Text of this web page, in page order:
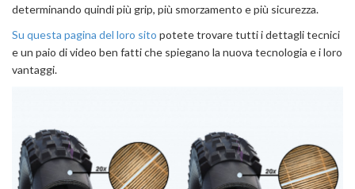
determinando quindi più grip, più smorzamento e più sicurezza.
Su questa pagina del loro sito potete trovare tutti i dettagli tecnici
e un paio di video ben fatti che spiegano la nuova tecnologia e i loro
vantaggi.